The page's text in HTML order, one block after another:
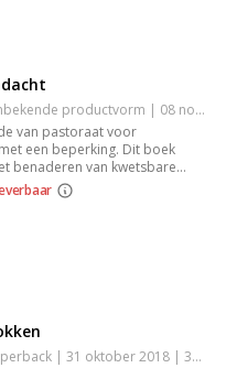
Nederlands | Onbekende productvorm | 08 november 2018 | 9789087180898
van pastoraat voor
een beperking. Dit boek
benaderen van kwetsbare
kerk, vermijdt veelgemaakte
zich in Bijbelse richtlijnen en
gemeenschap. Een essentiële
Nederlands | Paperback | 31 oktober 2018 | 300 pagina's | 9789087181246